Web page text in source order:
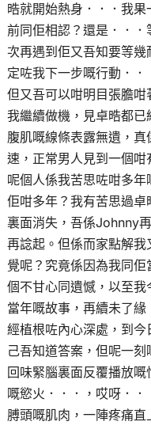
晧就開始熱身．．．我
前同佢相認？還是．．
次再遇到佢又吾知要等
定咗我下一步嘅行動．．
但又吾可以咁明目張膽咁
我繼續做機，見卓晧都
腹肌嘅線條表露無遺，
速，正常男人見到一個
呢個人係我苦思咗咁多
佢咁多年？我有苦思過
裏面消失，吾係Johnny
再諗起。但係而家點解
覺呢？究竟係因為我同
個不甘心同遺憾，以至
當年嘅故事，再續未了
經植根咗內心深處，到
己吾知道答案，但呢一
回味緊腦裏面反覆播放
嘅慾火．．．，哎呀．
膊頭嘅肌肉，一陣疼痛